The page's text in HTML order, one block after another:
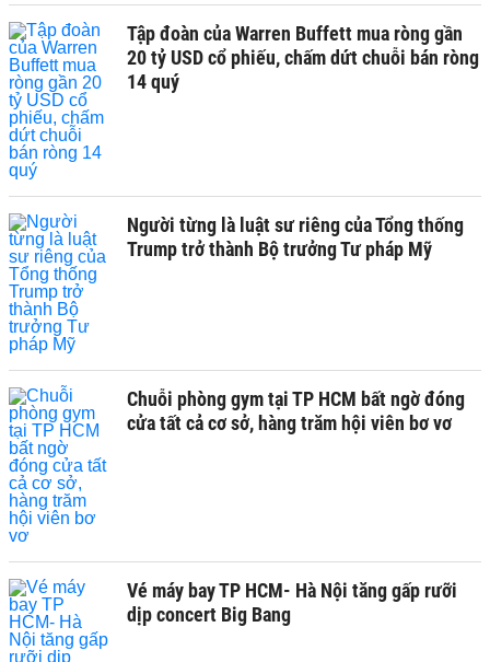
Tập đoàn của Warren Buffett mua ròng gần
20 tỷ USD cổ phiếu, chấm dứt chuỗi bán ròng
14 quý
Người từng là luật sư riêng của Tổng thống
Trump trở thành Bộ trưởng Tư pháp Mỹ
Chuỗi phòng gym tại TP HCM bất ngờ đóng
cửa tất cả cơ sở, hàng trăm hội viên bơ vơ
Vé máy bay TP HCM- Hà Nội tăng gấp rưỡi
dịp concert Big Bang